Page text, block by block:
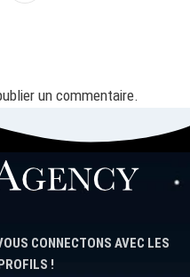
un commentaire.
CONNECTONS AVEC LES
!